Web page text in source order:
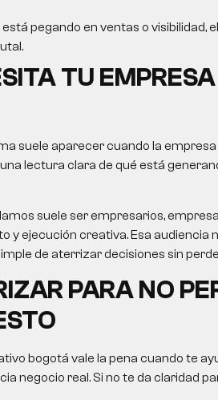
pegando en ventas o visibilidad,
TU
suele aparecer cuando la
lectura clara de qué está
suele ser empresarios,
y ejecución creativa. Esa audiencia
de aterrizar decisiones sin
PARA NO
bogotá vale la pena cuando te
negocio real. Si no te da claridad